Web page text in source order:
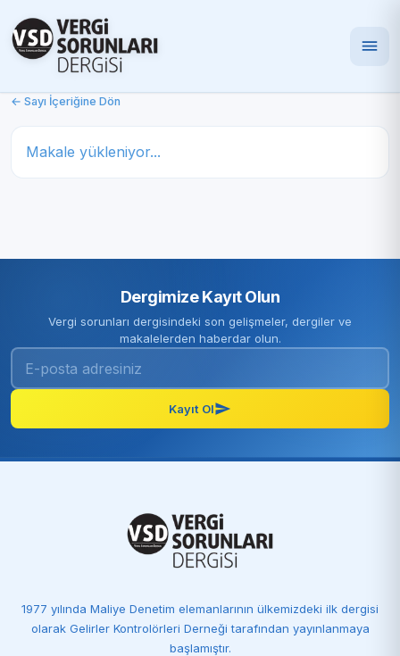
← Sayı İçeriğine Dön
Makale yükleniyor...
Dergimize Kayıt Olun
Vergi sorunları dergisindeki son gelişmeler, dergiler ve
makalelerden haberdar olun.
Kayıt Ol
1977 yılında Maliye Denetim elemanlarının ülkemizdeki ilk dergisi
olarak Gelirler Kontrolörleri Derneği tarafından yayınlanmaya
başlamıştır.